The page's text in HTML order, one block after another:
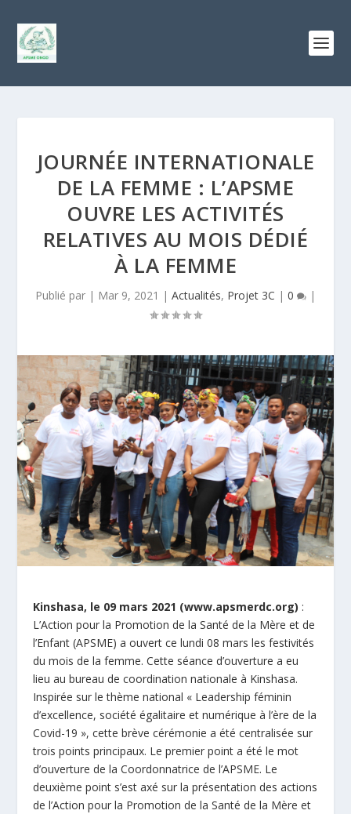
JOURNÉE INTERNATIONALE
DE LA FEMME : L’APSME
OUVRE LES ACTIVITÉS
RELATIVES AU MOIS DÉDIÉ
À LA FEMME
Publié par | Mar 9, 2021 | Actualités, Projet 3C | 0 |
Kinshasa, le 09 mars 2021 (www.apsmerdc.org) :
L’Action pour la Promotion de la Santé de la Mère et de
l’Enfant (APSME) a ouvert ce lundi 08 mars les festivités
du mois de la femme. Cette séance d’ouverture a eu
lieu au bureau de coordination nationale à Kinshasa.
Inspirée sur le thème national « Leadership féminin
d’excellence, société égalitaire et numérique à l’ère de la
Covid-19 », cette brève cérémonie a été centralisée sur
trois points principaux. Le premier point a été le mot
d’ouverture de la Coordonnatrice de l’APSME. Le
deuxième point s’est axé sur la présentation des actions
de l’Action pour la Promotion de la Santé de la Mère et